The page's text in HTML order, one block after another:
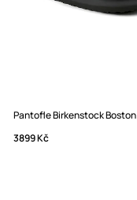
Pantofle Birkenstock Boston
3899 Kč